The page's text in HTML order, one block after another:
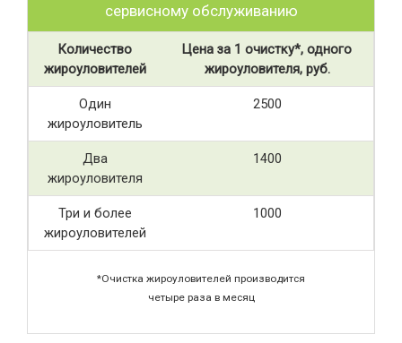
сервисному обслуживанию
Количество
жироуловителей
Цена за 1 очистку*, одного
жироуловителя, руб.
Один
жироуловитель
2500
Два
жироуловителя
1400
Три и более
жироуловителей
1000
*Очистка жироуловителей производится
четыре раза в месяц